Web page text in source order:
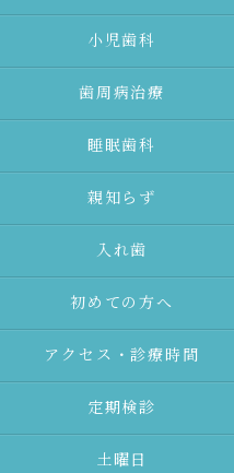
⼩児⻭科
⻭周病治療
睡眠歯科
親知らず
⼊れ⻭
初めての⽅へ
アクセス・診療時間
定期検診
土曜日